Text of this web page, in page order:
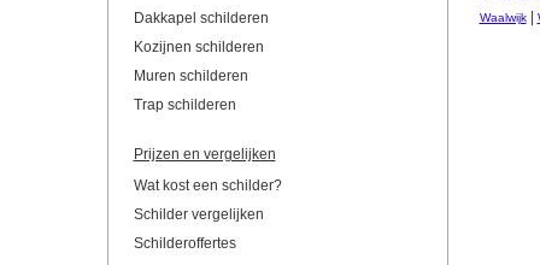
Dakkapel schilderen
Kozijnen schilderen
Muren schilderen
Trap schilderen
Prijzen en vergelijken
Wat kost een schilder?
Schilder vergelijken
Schilderoffertes
Waalwijk|